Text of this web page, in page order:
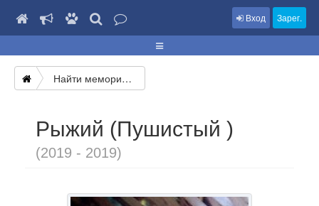
Вход Зарег.
Найти мемориал
Рыжий (Пушистый )
(2019 - 2019)